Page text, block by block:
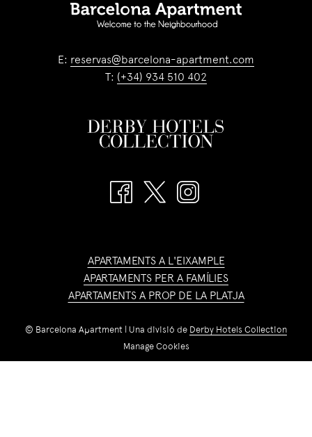
E: reservas@barcelona-apartment.com
T: (+34) 934 510 402
APARTAMENTS A L'EIXAMPLE
APARTAMENTS PER A FAMÍLIES
APARTAMENTS A PROP DE LA PLATJA
© Barcelona Apartment | Una divisió de Derby Hotels Collection
Manage Cookies